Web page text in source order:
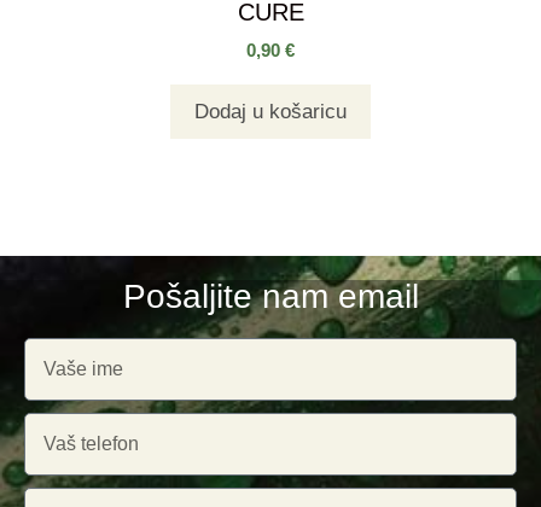
CURE
0,90 €
Dodaj u košaricu
Pošaljite nam email